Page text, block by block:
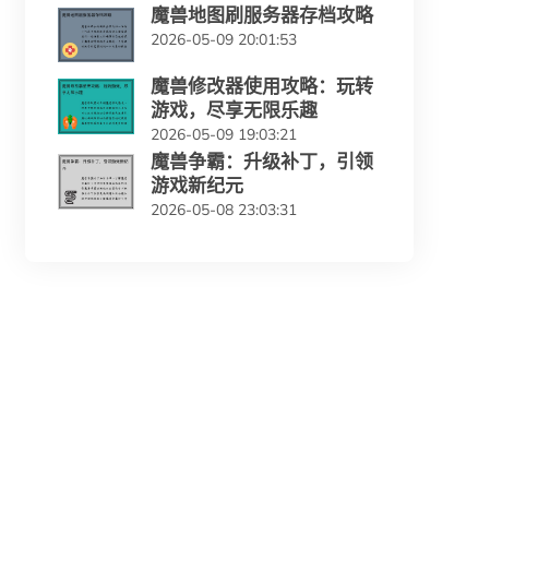
魔兽地图刷服务器存档攻略
2026-05-09 20:01:53
魔兽修改器使用攻略：玩转
游戏，尽享无限乐趣
2026-05-09 19:03:21
魔兽争霸：升级补丁，引领
游戏新纪元
2026-05-08 23:03:31